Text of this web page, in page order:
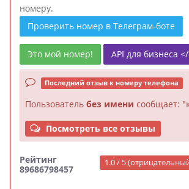
номеру.
Проверить номер в Телеграм-боте
Это мой номер! API для бизнеса
Последний отзыв к номеру телефона
Пользователь без имени сообщает:
Посмотреть все отзывы
Рейтинг
89686798457
1.0 / 5